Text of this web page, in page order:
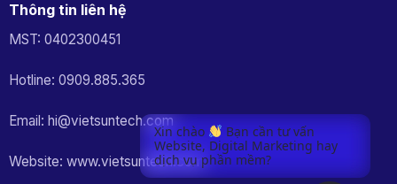
Thông tin liên hệ
MST: 0402300451
Hotline: 0909.885.365
Email: hi@vietsuntech.com
Website: www.vietsuntech.com
Xin chào
Bạn cần tư vấn
Website, Digital Marketing hay
dịch vụ phần mềm?